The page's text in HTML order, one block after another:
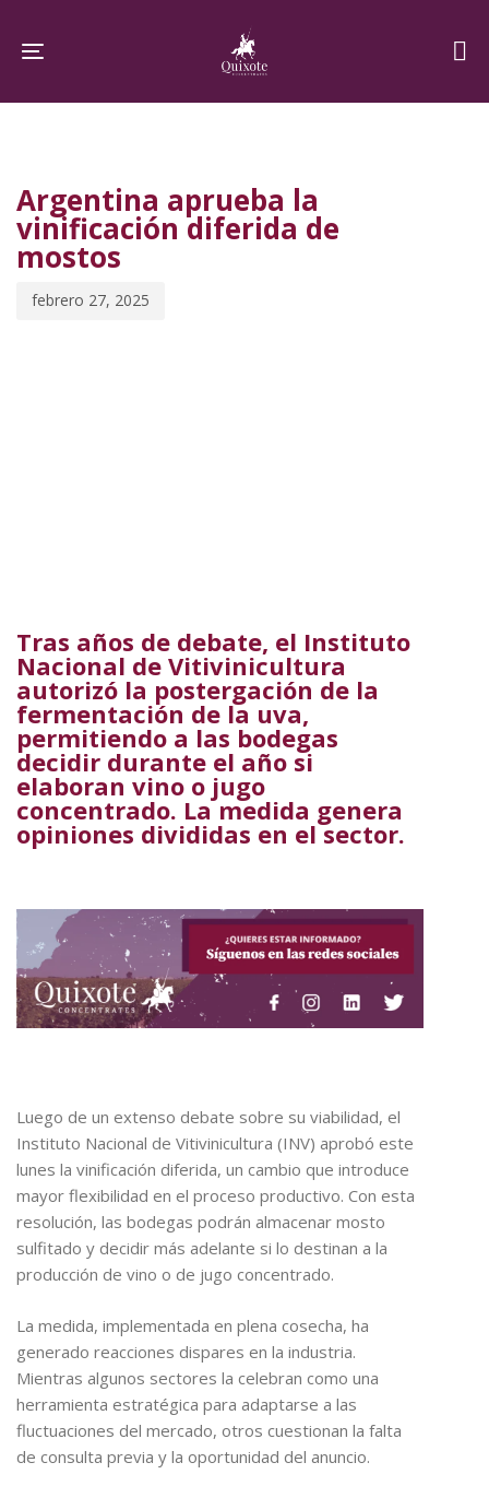
links
content
Toggle navigation
Argentina aprueba la
vinificación diferida de
mostos
febrero 27, 2025
Tras años de debate, el Instituto
Nacional de Vitivinicultura
autorizó la postergación de la
fermentación de la uva,
permitiendo a las bodegas
decidir durante el año si
elaboran vino o jugo
concentrado. La medida genera
opiniones divididas en el sector.
Luego de un extenso debate sobre su viabilidad, el
Instituto Nacional de Vitivinicultura (INV) aprobó este
lunes la vinificación diferida, un cambio que introduce
mayor flexibilidad en el proceso productivo. Con esta
resolución, las bodegas podrán almacenar mosto
sulfitado y decidir más adelante si lo destinan a la
producción de vino o de jugo concentrado.
La medida, implementada en plena cosecha, ha
generado reacciones dispares en la industria.
Mientras algunos sectores la celebran como una
herramienta estratégica para adaptarse a las
fluctuaciones del mercado, otros cuestionan la falta
de consulta previa y la oportunidad del anuncio.